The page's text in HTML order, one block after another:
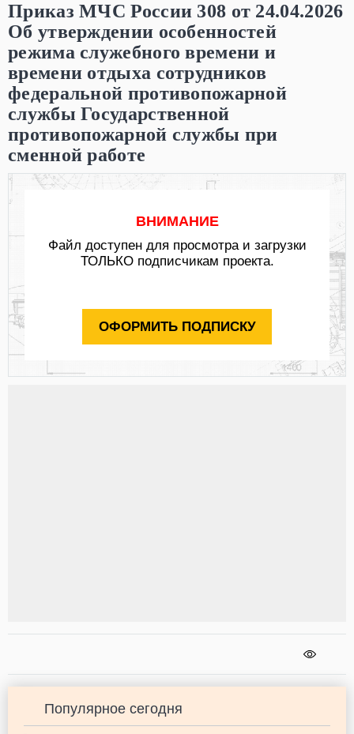
Приказ МЧС России 308 от 24.04.2026
Об утверждении особенностей
режима служебного времени и
времени отдыха сотрудников
федеральной противопожарной
службы Государственной
противопожарной службы при
сменной работе
ВНИМАНИЕ
Файл доступен для просмотра и загрузки
ТОЛЬКО подписчикам проекта.
ОФОРМИТЬ ПОДПИСКУ
Популярное сегодня